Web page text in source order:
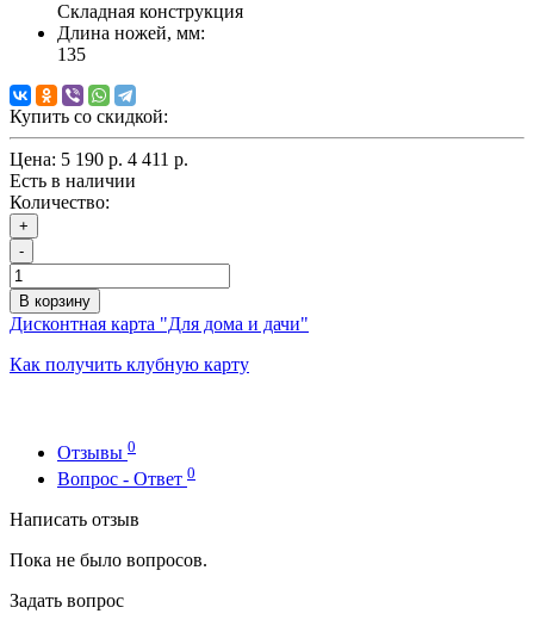
Складная конструкция
Длина ножей, мм:
135
Купить со скидкой:
Цена: 5 190 р. 4 411 р.
Есть в наличии
Количество:
+
-
В корзину
Дисконтная карта "Для дома и дачи"
Как получить клубную карту
Отзывы 0
Вопрос - Ответ 0
Написать отзыв
Пока не было вопросов.
Задать вопрос